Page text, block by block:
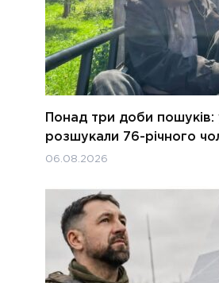
Понад три доби пошуків: у
розшукали 76-річного
06.08.2026